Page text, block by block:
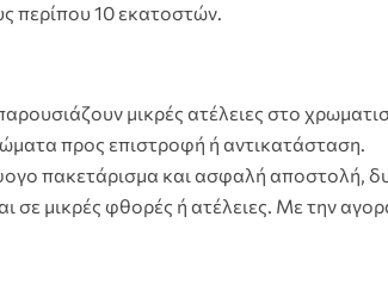
περίπου 10 εκατοστών.
μικρές ατέλειες στο
προς επιστροφή ή αντικατάσταση.
πακετάρισμα και ασφαλή αποστολή,
σε μικρές φθορές ή ατέλειες. Με την